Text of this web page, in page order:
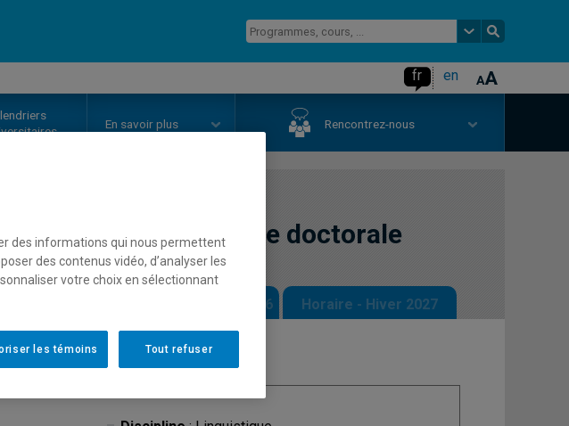
fr en
En savoir plus Rencontrez-nous
de recherche doctorale
Horaire - Automne 2026 Horaire - Hiver 2027
des informations qui nous permettent
des contenus vidéo, d’analyser les
votre choix en sélectionnant
Tout refuser
les témoins